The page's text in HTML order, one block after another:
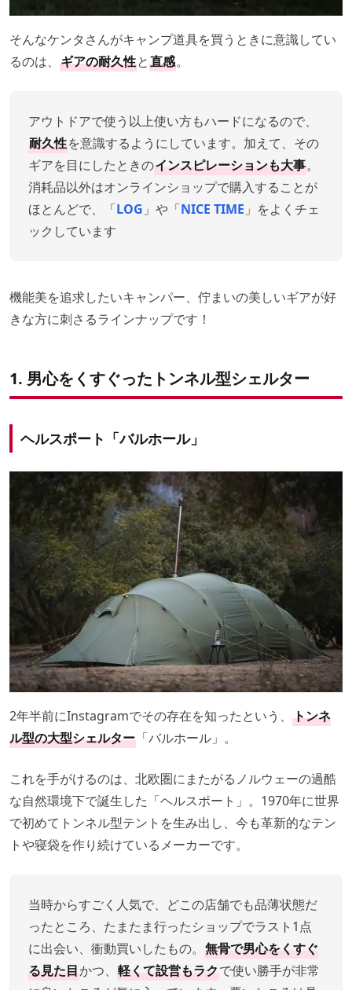
そんなケンタさんがキャンプ道具を買うときに意識してい
るのは、 ギアの耐久性と直感。
アウトドアで使う以上使い方もハードになるので、
耐久性を意識するようにしています。加えて、その
ギアを目にしたときのインスピレーションも大事。
消耗品以外はオンラインショップで購入することが
ほとんどで、「LOG 」や「NICE TIME 」をよくチェ
ックしています
機能美を追求したいキャンパー、佇まいの美しいギアが好
きな方に刺さるラインナップです！
1. 男心をくすぐったトンネル型シェルター
ヘルスポート「バルホール」
2年半前にInstagramでその存在を知ったという、 トンネ
ル型の大型シェルター 「バルホール」。
これを手がけるのは、北欧圏にまたがるノルウェーの過酷
な自然環境下で誕生した「ヘルスポート」。1970年に世界
で初めてトンネル型テントを生み出し、今も革新的なテン
トや寝袋を作り続けているメーカーです。
当時からすごく人気で、どこの店舗でも品薄状態だ
ったところ、たまたま行ったショップでラスト1点
に出会い、衝動買いしたもの。 無骨で男心をくすぐ
る見た目かつ、 軽くて設営もラクで使い勝手が非常